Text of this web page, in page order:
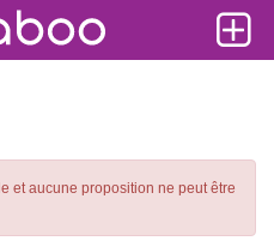
et aucune proposition ne peut être